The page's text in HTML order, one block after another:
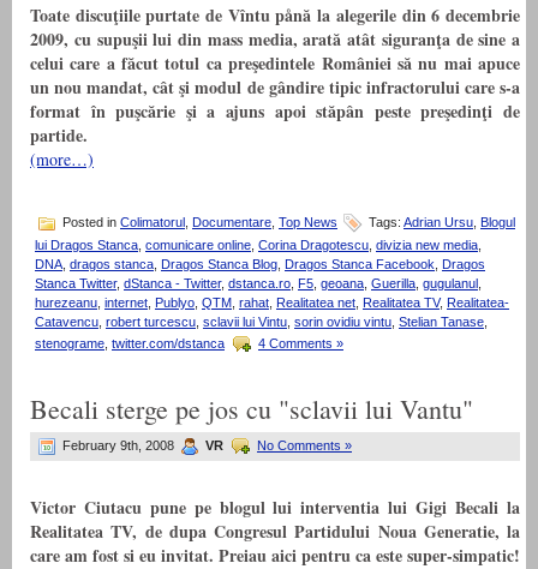
Toate discuţiile purtate de Vîntu pånă la alegerile din 6 decembrie
2009, cu supuşii lui din mass media, arată atât siguranţa de sine a
celui care a făcut totul ca preşedintele României să nu mai apuce
un nou mandat, cât şi modul de gândire tipic infractorului care s-a
format în puşcărie şi a ajuns apoi stăpân peste preşedinţi de
partide.
(more…)
Posted in Colimatorul Documentare Top News Tags: Adrian Ursu Blogul
lui Dragos Stanca comunicare online Corina Dragotescu divizia new media
DNA dragos stanca Dragos Stanca Blog Dragos Stanca Facebook Dragos
Stanca Twitter, dStanca - Twitter, dstanca.ro F5 geoana Guerilla gugulanul
hurezeanu internet Publyo QTM rahat Realitatea net Realitatea TV, Realitatea-
Catavencu robert turcescu sclavii lui Vintu sorin ovidiu vintu Stelian Tanase
stenograme twitter.com/dstanca 4 Comments »
Becali sterge pe jos cu "sclavii lui Vantu"
February 9th, 2008 VR No Comments »
Victor Ciutacu pune pe blogul lui interventia lui Gigi Becali la
Realitatea TV, de dupa Congresul Partidului Noua Generatie, la
care am fost si eu invitat. Preiau aici pentru ca este super-simpatic!